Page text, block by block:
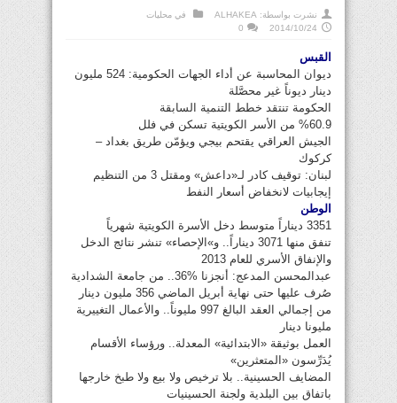
نشرت بواسطة: ALHAKEA في محليات
2014/10/24
0
القبس
ديوان المحاسبة عن أداء الجهات الحكومية: 524 مليون
دينار ديوناً غير محصَّلة
الحكومة تنتقد خطط التنمية السابقة
%60.9 من الأسر الكويتية تسكن في فلل
الجيش العراقي يقتحم بيجي ويؤمّن طريق بغداد –
كركوك
لبنان: توقيف كادر لـ«داعش» ومقتل 3 من التنظيم
إيجابيات لانخفاض أسعار النفط
الوطن
3351 ديناراً متوسط دخل الأسرة الكويتية شهرياً
تنفق منها 3071 ديناراً.. و»الإحصاء» تنشر نتائج الدخل
والإنفاق الأسري للعام 2013
عبدالمحسن المدعج: أنجزنا %36.. من جامعة الشدادية
صُرف عليها حتى نهاية أبريل الماضي 356 مليون دينار
من إجمالي العقد البالغ 997 مليوناً.. والأعمال التغييرية
مليونا دينار
العمل بوثيقة «الابتدائية» المعدلة.. ورؤساء الأقسام
يُدَرِّسون «المتعثرين»
المضايف الحسينية.. بلا ترخيص ولا بيع ولا طبخ خارجها
باتفاق بين البلدية ولجنة الحسينيات